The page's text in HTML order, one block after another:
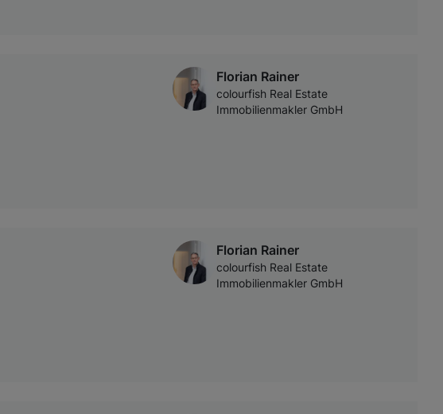
Florian Rainer
colourfish Real Estate
Immobilienmakler GmbH
Florian Rainer
colourfish Real Estate
Immobilienmakler GmbH